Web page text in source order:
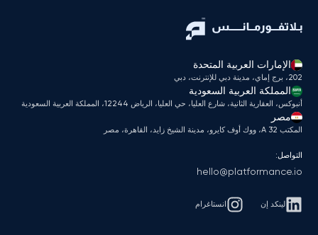
الإمارات العربية المتحدة
202، برج إماي، مدينة دبي للإنترنت، دبي
المملكة العربية السعودية
أنبوكس، العقارية الثانية، شارع العليا، حي العليا، الرياض 12244، المملكة العربية السعودية
مصر
المكتب A 32، ووك أوف كايرو، مدينة الشيخ زايد، القاهرة، مصر
التواصل:
hello@platformance.io
لينكد إن انستاغرام